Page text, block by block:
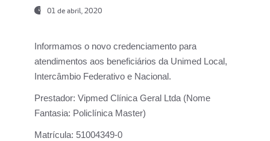
01 de abril, 2020
Informamos o novo credenciamento para
atendimentos aos beneficiários da Unimed Local,
Intercâmbio Federativo e Nacional.
Prestador: Vipmed Clínica Geral Ltda (Nome
Fantasia: Policlínica Master)
Matrícula: 51004349-0